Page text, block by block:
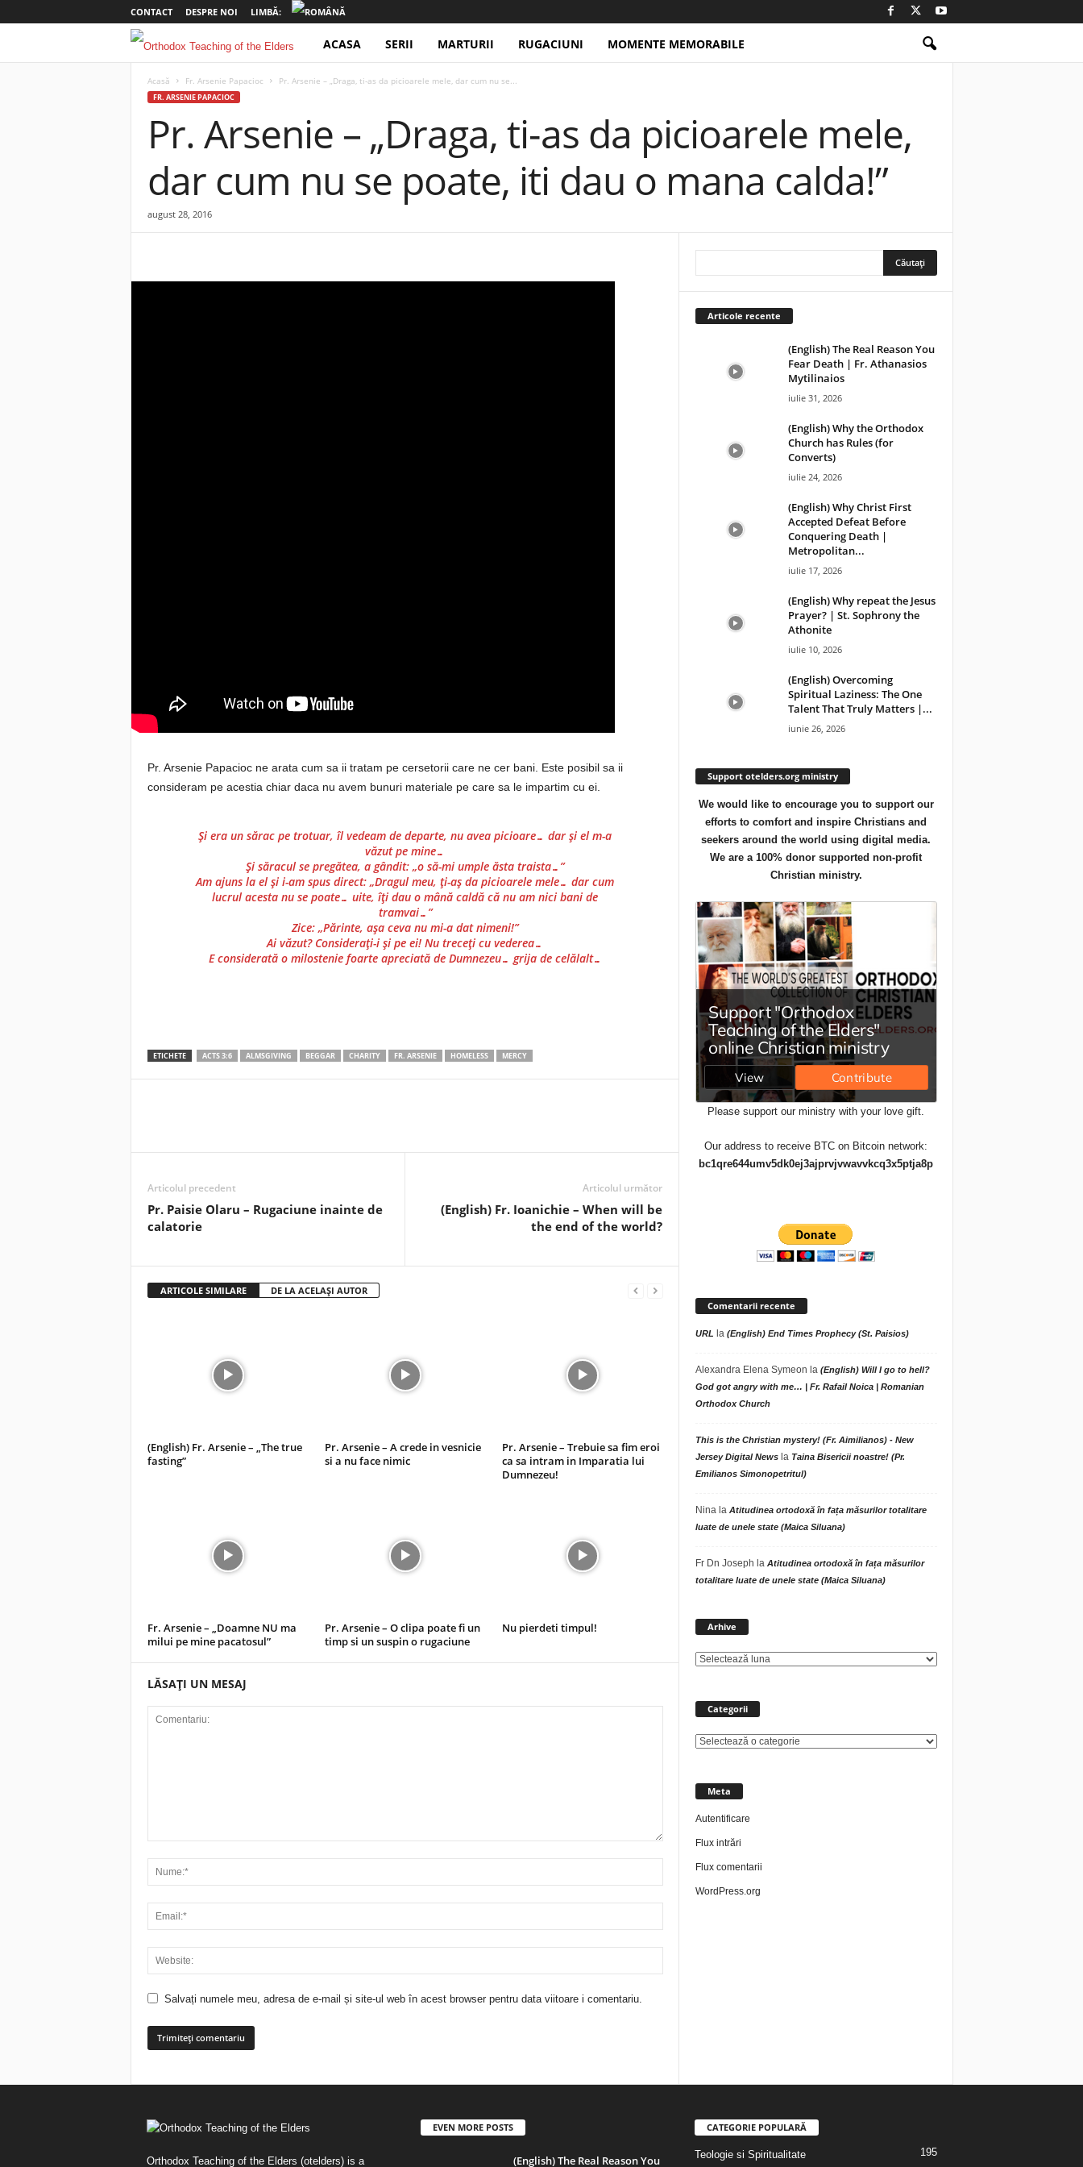
CONTACT DESPRE NOI LIMBĂ:
t
l
ACASA SERII MARTURII RUGACIUNI MOMENTE MEMORABILE
Acasă Fr. Arsenie Papacioc Pr. Arsenie – „Draga, ti-as da picioarele mele, dar cum nu se...
FR. ARSENIE PAPACIOC
Pr. Arsenie – „Draga, ti-as da picioarele mele,
dar cum nu se poate, iti dau o mana calda!”
august 28, 2016
Pr. Arsenie Papacioc ne arata cum sa ii tratam pe cersetorii care ne cer bani. Este posibil sa ii
consideram pe acestia chiar daca nu avem bunuri materiale pe care sa le impartim cu ei.
Și era un sărac pe trotuar, îl vedeam de departe, nu avea picioare… dar și el m-a
văzut pe mine…
Și săracul se pregătea, a gândit: „o să-mi umple ăsta traista…”
Am ajuns la el și i-am spus direct: „Dragul meu, ți-aș da picioarele mele… dar cum
lucrul acesta nu se poate… uite, îți dau o mână caldă că nu am nici bani de
tramvai…”
Zice: „Părinte, așa ceva nu mi-a dat nimeni!”
Ai văzut? Considerați-i și pe ei! Nu treceți cu vederea…
E considerată o milostenie foarte apreciată de Dumnezeu… grija de celălalt…
ETICHETE ACTS 3:6 ALMSGIVING BEGGAR CHARITY FR. ARSENIE HOMELESS MERCY
Articolul precedent
Pr. Paisie Olaru – Rugaciune inainte de
calatorie
Articolul următor
(English) Fr. Ioanichie – When will be
the end of the world?
ARTICOLE SIMILARE DE LA ACELAȘI AUTOR
(English) Fr. Arsenie – „The true
fasting”
Pr. Arsenie – A crede in vesnicie
si a nu face nimic
Pr. Arsenie – Trebuie sa fim eroi
ca sa intram in Imparatia lui
Dumnezeu!
Fr. Arsenie – „Doamne NU ma
milui pe mine pacatosul”
Pr. Arsenie – O clipa poate fi un
timp si un suspin o rugaciune
Nu pierdeti timpul!
LĂSAȚI UN MESAJ
Salvați numele meu, adresa de e-mail și site-ul web în acest browser pentru data viitoare i comentariu.
Articole recente
(English) The Real Reason You
Fear Death | Fr. Athanasios
Mytilinaios
iulie 31, 2026
(English) Why the Orthodox
Church has Rules (for
Converts)
iulie 24, 2026
(English) Why Christ First
Accepted Defeat Before
Conquering Death |
Metropolitan...
iulie 17, 2026
(English) Why repeat the Jesus
Prayer? | St. Sophrony the
Athonite
iulie 10, 2026
(English) Overcoming
Spiritual Laziness: The One
Talent That Truly Matters |...
iunie 26, 2026
Support otelders.org ministry
We would like to encourage you to support our
efforts to comfort and inspire Christians and
seekers around the world using digital media.
We are a 100% donor supported non-profit
Christian ministry.
Please support our ministry with your love gift.
Our address to receive BTC on Bitcoin network:
bc1qre644umv5dk0ej3ajprvjvwavvkcq3x5ptja8p
Comentarii recente
URL la (English) End Times Prophecy (St. Paisios)
Alexandra Elena Symeon la (English) Will I go to hell?
God got angry with me… | Fr. Rafail Noica | Romanian
Orthodox Church
This is the Christian mystery! (Fr. Aimilianos) - New
Jersey Digital Newsla Taina Bisericii noastre! (Pr.
Emilianos Simonopetritul)
Nina la Atitudinea ortodoxă în fața măsurilor totalitare
luate de unele state (Maica Siluana)
Fr Dn Joseph la Atitudinea ortodoxă în fața măsurilor
totalitare luate de unele state (Maica Siluana)
Arhive
Categorii
Categorii
Meta
Autentificare
Flux intrări
Flux comentarii
WordPress.org
Orthodox Teaching of the Elders (otelders) is a
EVEN MORE POSTS
(English) The Real Reason You
CATEGORIE POPULARĂ
Teologie si Spiritualitate 195